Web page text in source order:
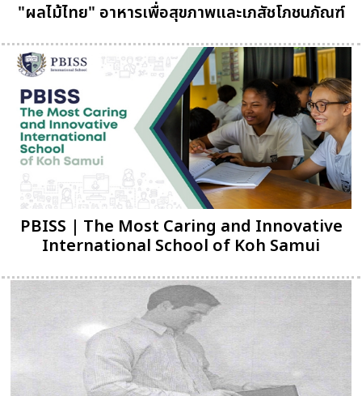
"ผลไม้ไทย" อาหารเพื่อสุขภาพและเภสัชโภชนภัณฑ์
PBISS | The Most Caring and Innovative
International School of Koh Samui